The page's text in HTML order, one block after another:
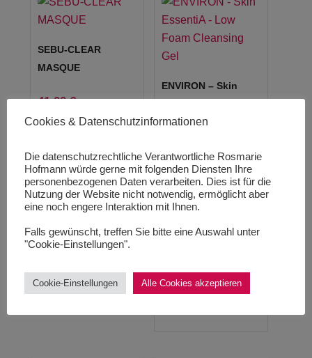
SEBU-CLEAR
MASQUE
41,00€
820,00 €/1000 ml
zzgl.Versandkosten
Lieferzeit:1-3
Werktage
Produkt enthält: 50ml
ENVIRON – Skin
Foam Cleansing Gel
45,99€
229,95€/1000 ml
inkl. 19 % MwSt.
Produkt enthält: 200
Cookies & Datenschutzinformationen
Die datenschutzrechtliche Verantwortliche Rosmarie
Hofmann würde gerne mit folgenden Diensten Ihre
personenbezogenen Daten verarbeiten. Dies ist für die
Nutzung der Website nicht notwendig, ermöglicht aber
eine noch engere Interaktion mit Ihnen.
Falls gewünscht, treffen Sie bitte eine Auswahl unter
"Cookie-Einstellungen".
Cookie-Einstellungen Alle Cookies akzeptieren